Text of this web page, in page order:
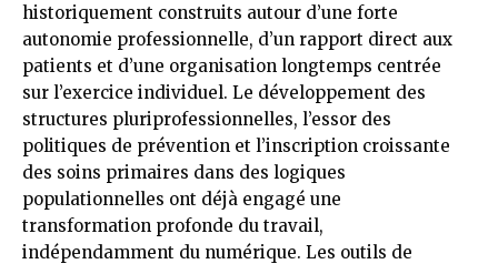
historiquement construits autour d’une forte
autonomie professionnelle, d’un rapport direct aux
patients et d’une organisation longtemps centrée
sur l’exercice individuel. Le développement des
structures pluriprofessionnelles, l’essor des
politiques de prévention et l’inscription croissante
des soins primaires dans des logiques
populationnelles ont déjà engagé une
transformation profonde du travail,
indépendamment du numérique. Les outils de